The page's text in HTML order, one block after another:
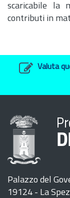
scaricabile la
contributi in
Valuta
Palazzo del
19124 - La